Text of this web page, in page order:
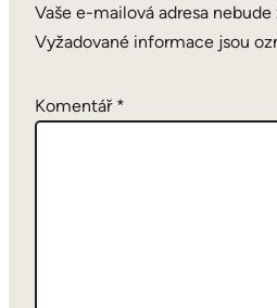
Vaše e-mailová adresa nebude
Vyžadované informace jsou
Komentář *